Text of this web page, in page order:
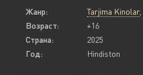
Жанр: Tarjima Kinolar,
Возраст:
+16
Страна:
2025
Год:
Hindiston